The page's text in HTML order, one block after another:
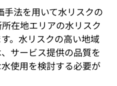
手法を用いて水リスクの
在地エリアの水リスク
。水リスクの高い地域
サービス提供の品質を
使用を検討する必要が